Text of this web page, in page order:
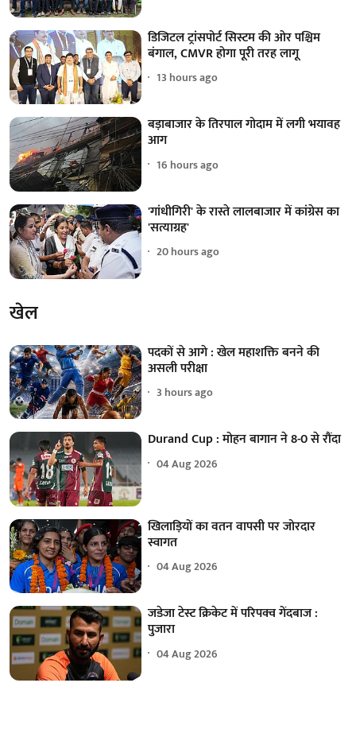
डिजिटल ट्रांसपोर्ट सिस्टम की ओर पश्चिम
बंगाल, CMVR होगा पूरी तरह लागू
13 hours ago
बड़ाबाजार के तिरपाल गोदाम में लगी भयावह
आग
16 hours ago
'गांधीगिरी' के रास्ते लालबाजार में कांग्रेस का
'सत्याग्रह'
20 hours ago
खेल
पदकों से आगे : खेल महाशक्ति बनने की
असली परीक्षा
3 hours ago
Durand Cup : मोहन बागान ने 8-0 से रौंदा
04 Aug 2026
खिलाड़ियों का वतन वापसी पर जोरदार
स्वागत
04 Aug 2026
जडेजा टेस्ट क्रिकेट में परिपक्व गेंदबाज :
पुजारा
04 Aug 2026